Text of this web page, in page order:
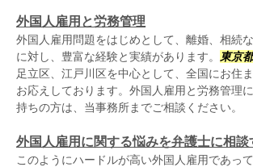
外国人雇用と労務管理
外国人雇用問題をはじめとして、離婚、相続
に対し、豊富な経験と実績があります。
東京都
足立区、江戸川区を中心として、全国にお住
お応えしております。外国人雇用と労務管理
持ちの方は、当事務所までご相談ください。
外国人雇用に関する悩みを弁護士に相談
このようにハードルが高い外国人雇用であっ